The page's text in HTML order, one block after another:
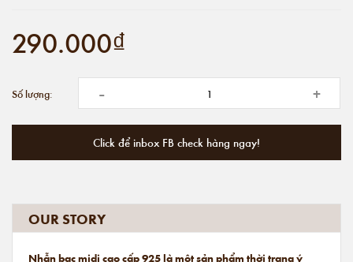
290.000₫
Số lượng: - +
Click để inbox FB check hàng ngay!
OUR STORY
Nhẫn bạc midi cao cấp 925 là một sản phẩm thời trang ý